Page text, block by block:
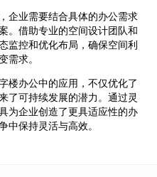
企业需要结合具体的办公需求
。借助专业的空间设计团队和
监控和优化布局，确保空间利
需求。
楼办公中的应用，不仅优化了
了可持续发展的潜力。通过灵
为企业创造了更具适应性的办
中保持灵活与高效。